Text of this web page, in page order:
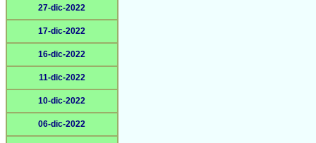
27-dic-2022
17-dic-2022
16-dic-2022
11-dic-2022
10-dic-2022
06-dic-2022